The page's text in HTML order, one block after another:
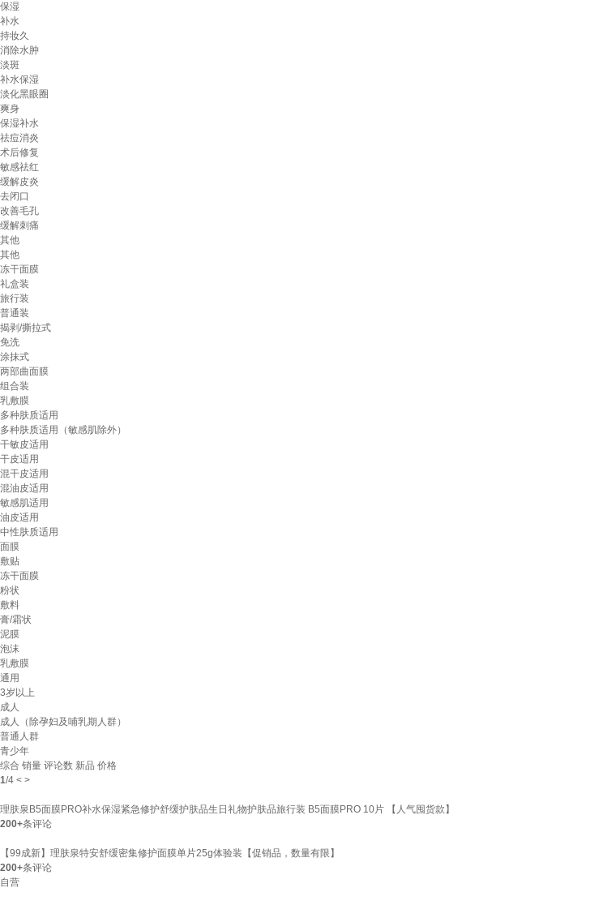
保湿
补水
持妆久
消除水肿
淡斑
补水保湿
淡化黑眼圈
爽身
保湿补水
祛痘消炎
术后修复
敏感祛红
缓解皮炎
去闭口
改善毛孔
缓解刺痛
其他
其他
冻干面膜
礼盒装
旅行装
普通装
揭剥/撕拉式
免洗
涂抹式
两部曲面膜
组合装
乳敷膜
多种肤质适用
多种肤质适用（敏感肌除外）
干敏皮适用
干皮适用
混干皮适用
混油皮适用
敏感肌适用
油皮适用
中性肤质适用
面膜
敷贴
冻干面膜
粉状
敷料
膏/霜状
泥膜
泡沫
乳敷膜
通用
3岁以上
成人
成人（除孕妇及哺乳期人群）
普通人群
青少年
综合 销量 评论数 新品 价格
1/4 < >
理肤泉B5面膜PRO补水保湿紧急修护舒缓护肤品生日礼物护肤品旅行装 B5面膜PRO 10片 【人气囤货款】
200+条评论
【99成新】理肤泉特安舒缓密集修护面膜单片25g体验装【促销品，数量有限】
200+条评论
自营